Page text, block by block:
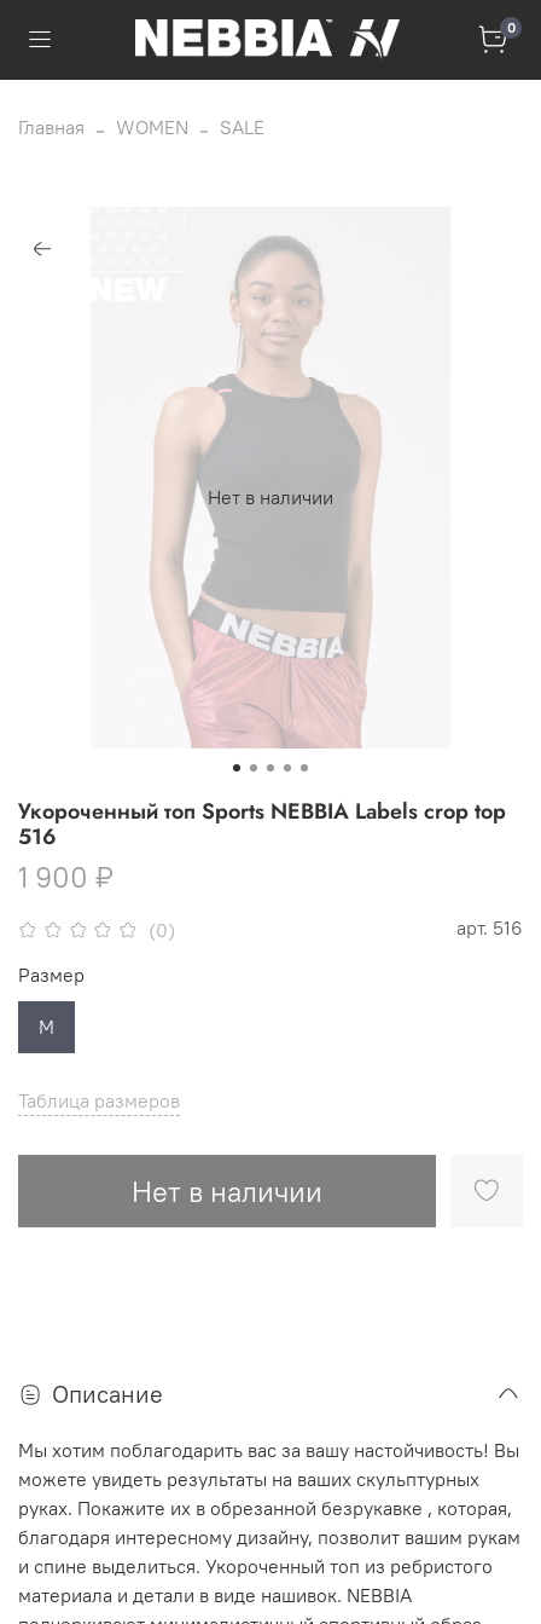
0
Главная WOMEN SALE
Нет в наличии
(0) арт. 516
Укороченный топ Sports NEBBIA Labels crop top
516
1 900 ₽
Таблица размеров
Нет в наличии
Размер
M
Описание
Мы хотим поблагодарить вас за вашу настойчивость! Вы
можете увидеть результаты на ваших скульптурных
руках. Покажите их в обрезанной безрукавке , которая,
благодаря интересному дизайну, позволит вашим рукам
и спине выделиться. Укороченный топ из ребристого
материала и детали в виде нашивок. NEBBIA